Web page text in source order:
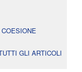
GLI ARTICOLI